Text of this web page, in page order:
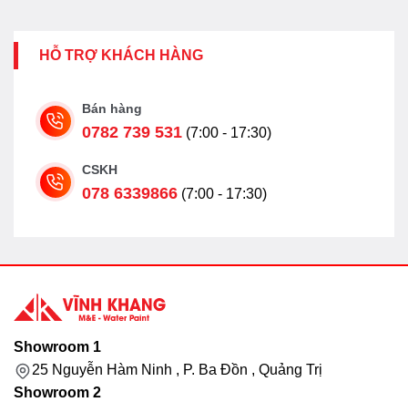
HỖ TRỢ KHÁCH HÀNG
Bán hàng
0782 739 531 (7:00 - 17:30)
CSKH
078 6339866 (7:00 - 17:30)
Showroom 1
25 Nguyễn Hàm Ninh , P. Ba Đồn , Quảng Trị
Showroom 2